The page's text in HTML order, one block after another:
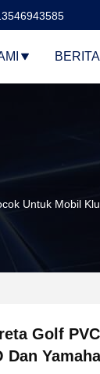
BERITA
Untuk Mobil
Golf
Dan Yamaha